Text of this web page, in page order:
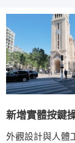
新增實體按鍵
外觀設計與人體